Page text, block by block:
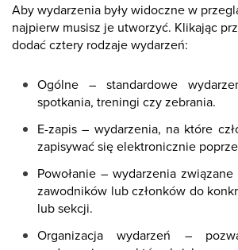
Aby wydarzenia były widoczne w
najpierw musisz je utworzyć. Klikając
dodać cztery rodzaje wydarzeń:
Ogólne – standardowe
spotkania, treningi czy zebrania.
E-zapis – wydarzenia, na które
zapisywać się elektronicznie
Powołanie – wydarzenia związane
zawodników lub członków do
lub sekcji.
Organizacja wydarzeń –